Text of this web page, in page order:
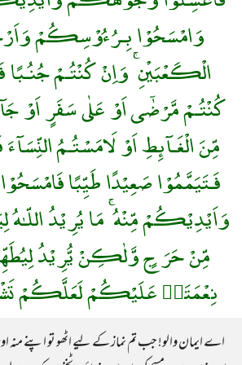
وَامْسَحُوْا بِـرُءُوْسِكُمْ
الْكَعْبَيْنِ ۚ وَاِنْ كُنْتُـمْ جُنُـبًا
كُنْتُـمْ مَّرْضٰٓى اَوْ عَلٰى سَفَرٍ
مِّنَ الْغَـآئِطِ اَوْ لَامَسْتُـمُ
فَـتَيَمَّمُوْا صَعِيْدًا طَيِّبًا
وَاَيْدِيْكُمْ مِّنْهُ ۚ مَا يُرِيْدُ
مِّنْ حَرَجٍ وَّلٰكِنْ يُّرِيْدُ
نِعْمَتَهٝ عَلَيْكُمْ لَعَلَّكُمْ
اے ایمان والو! جب تم نماز کے لیے اٹھو تو اپنے منہ